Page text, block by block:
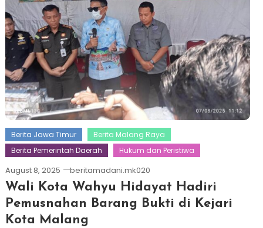
Berita Jawa Timur
Berita Malang Raya
Berita Pemerintah Daerah
Hukum dan Peristiwa
August 8, 2025 beritamadani.mk020
Wali Kota Wahyu Hidayat Hadiri
Pemusnahan Barang Bukti di Kejari
Kota Malang